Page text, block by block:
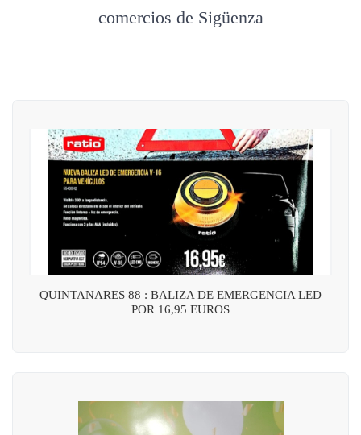
comercios de Sigüenza
QUINTANARES 88 : BALIZA DE EMERGENCIA LED
POR 16,95 EUROS